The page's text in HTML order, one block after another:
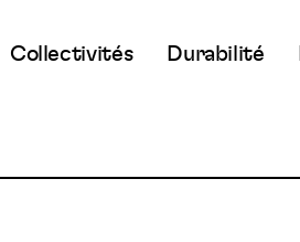
Collectivités Durabilité